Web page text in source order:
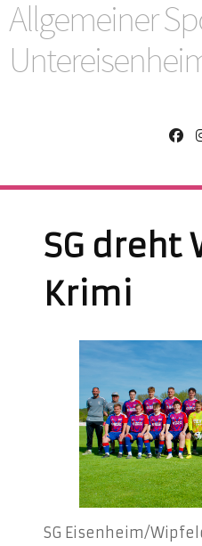
Allgemeiner
SG dreht
Krimi
SG Eisenheim/